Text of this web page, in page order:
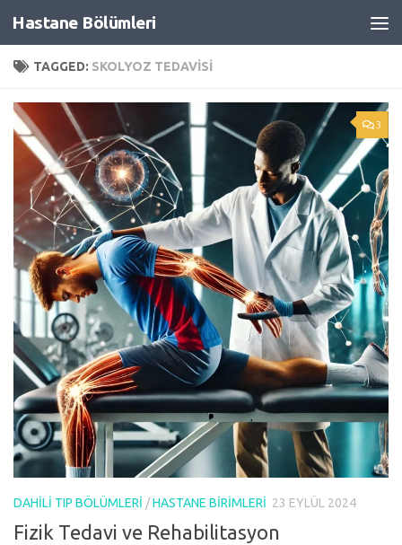
Skip to content
Hastane Bölümleri
TAGGED: SKOLYOZ TEDAVISI
3
DAHILI TIP BÖLÜMLERI /HASTANE BIRIMLERI 23 EYLÜL 2024
Fizik Tedavi ve Rehabilitasyon